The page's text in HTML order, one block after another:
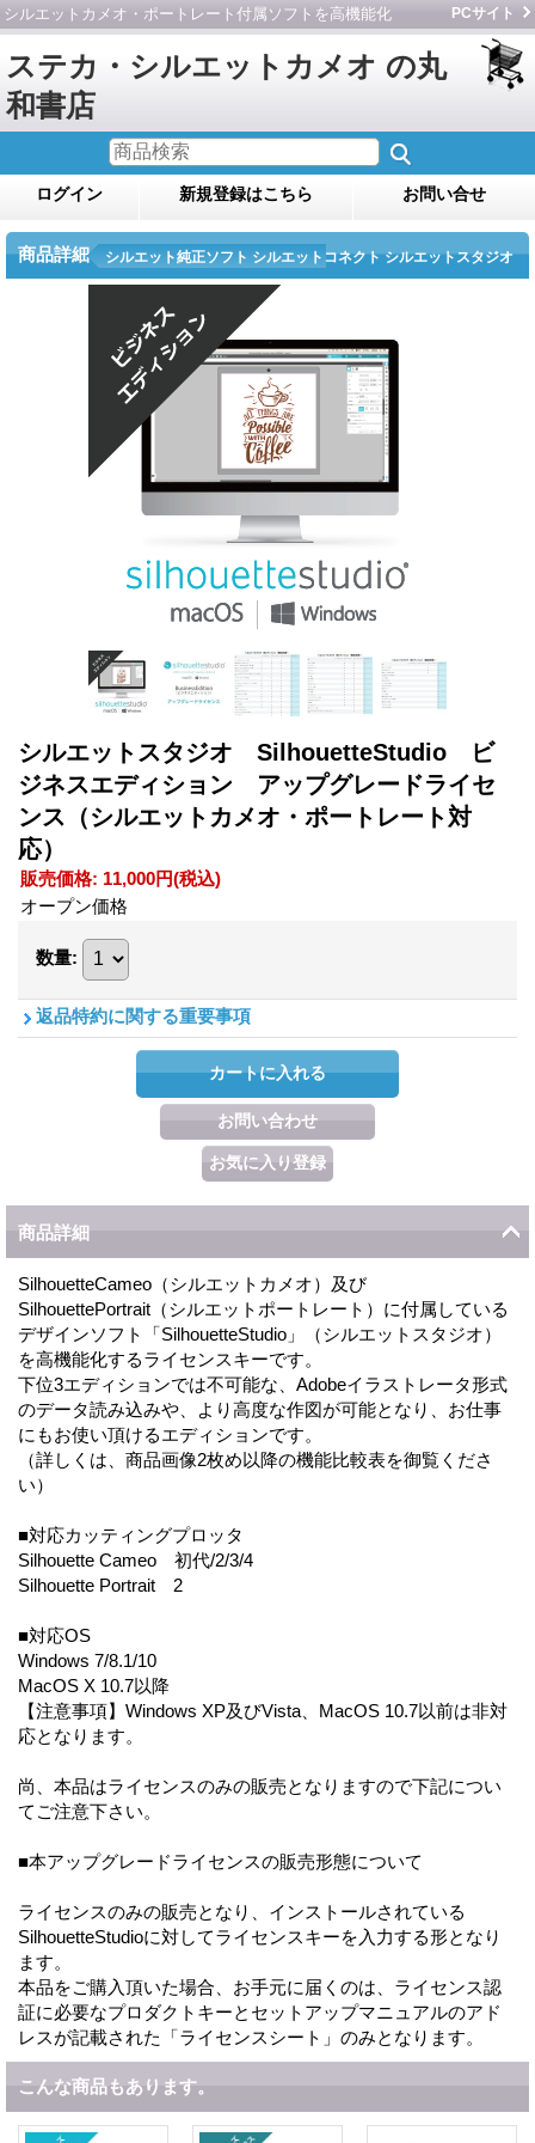
シルエットカメオ・ポートレート付属ソフトを高機能化 PCサイト
ステカ・シルエットカメオ の丸
和書店
ログイン 新規登録はこちら お問い合せ
商品詳細 シルエット純正ソフト シルエットコネクト シルエットスタジオ
シルエットスタジオ SilhouetteStudio ビ
ジネスエディション アップグレードライセ
ンス（シルエットカメオ・ポートレート対
応）
販売価格: 11,000円(税込)
オープン価格
数量:
返品特約に関する重要事項
商品詳細
SilhouetteCameo（シルエットカメオ）及び
SilhouettePortrait（シルエットポートレート）に付属している
デザインソフト「SilhouetteStudio」（シルエットスタジオ）
を高機能化するライセンスキーです。
下位3エディションでは不可能な、Adobeイラストレータ形式
のデータ読み込みや、より高度な作図が可能となり、お仕事
にもお使い頂けるエディションです。
（詳しくは、商品画像2枚め以降の機能比較表を御覧くださ
い）
■対応カッティングプロッタ
Silhouette Cameo 初代/2/3/4
Silhouette Portrait 2
■対応OS
Windows 7/8.1/10
MacOS X 10.7以降
【注意事項】Windows XP及びVista、MacOS 10.7以前は非対
応となります。
尚、本品はライセンスのみの販売となりますので下記につい
てご注意下さい。
■本アップグレードライセンスの販売形態について
ライセンスのみの販売となり、インストールされている
SilhouetteStudioに対してライセンスキーを入力する形となり
ます。
本品をご購入頂いた場合、お手元に届くのは、ライセンス認
証に必要なプロダクトキーとセットアップマニュアルのアド
レスが記載された「ライセンスシート」のみとなります。
こんな商品もあります。